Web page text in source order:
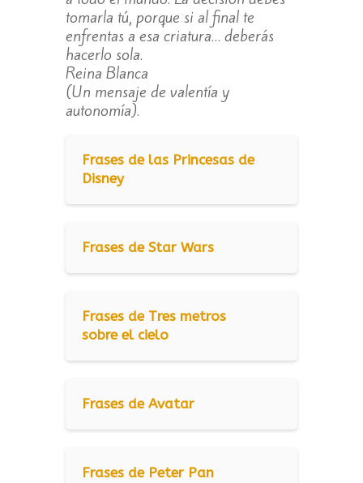
tomarla tú, porque si al final te
enfrentas a esa criatura… deberás
hacerlo sola.
Reina Blanca
(Un mensaje de valentía y
autonomía).
Frases de las Princesas de
Disney
Frases de Star Wars
Frases de Tres metros
sobre el cielo
Frases de Avatar
Frases de Peter Pan